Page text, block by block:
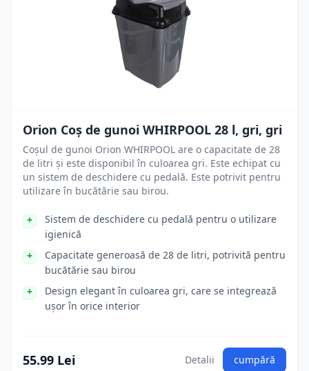
Orion Coș de gunoi WHIRPOOL 28 l, gri, gri
Coșul de gunoi Orion WHIRPOOL are o capacitate de 28
de litri și este disponibil în culoarea gri. Este echipat cu
un sistem de deschidere cu pedală. Este potrivit pentru
utilizare în bucătărie sau birou.
Sistem de deschidere cu pedală pentru o utilizare
igienică
Capacitate generoasă de 28 de litri, potrivită pentru
bucătărie sau birou
Design elegant în culoarea gri, care se integrează
ușor în orice interior
55.99 Lei Detalii cumpără